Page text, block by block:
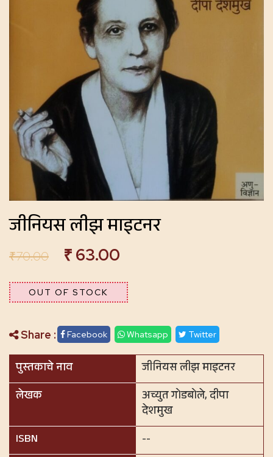
जीनियस लीझ माइटनर
₹70.00 ₹ 63.00
OUT OF STOCK
Share : Facebook Whatsapp Twitter
पुस्तकाचे नाव
जीनियस लीझ माइटनर
लेखक
अच्युत गोडबोले, दीपा
देशमुख
ISBN
--